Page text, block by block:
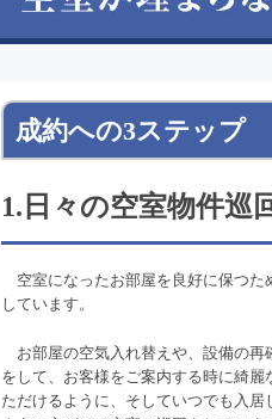
成約への3ステップ
1.日々の空室物件巡
空室になったお部屋を良好に保つた
しています。
お部屋の空気入れ替えや、設備の再
をして、お客様をご案内する時に綺麗
ただけるように、そしていつでも入居